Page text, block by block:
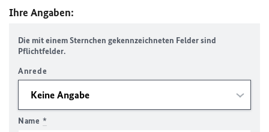
Ihre Angaben:
Die mit einem Sternchen gekennzeichneten Felder sind
Pflichtfelder.
Anrede
Name *